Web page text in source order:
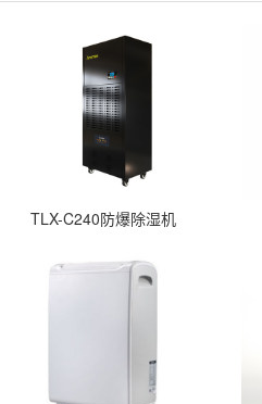
TLX-C240防爆除湿机